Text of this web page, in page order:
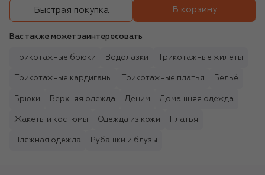
Быстрая покупка В корзину
Вас также может заинтересовать
Трикотажные брюки Водолазки Трикотажные жилеты
Трикотажные кардиганы Трикотажные платья Бельё
Брюки Верхняя одежда Деним Домашняя одежда
Жакеты и костюмы Одежда из кожи Платья
Пляжная одежда Рубашки и блузы